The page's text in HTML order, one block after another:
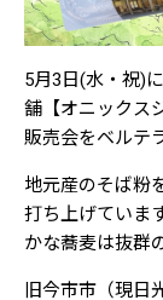
5月3日(水・祝)
舗【オニックス
販売会をベルテ
地元産のそば粉
打ち上げていま
かな蕎麦は抜群
旧今市市（現日